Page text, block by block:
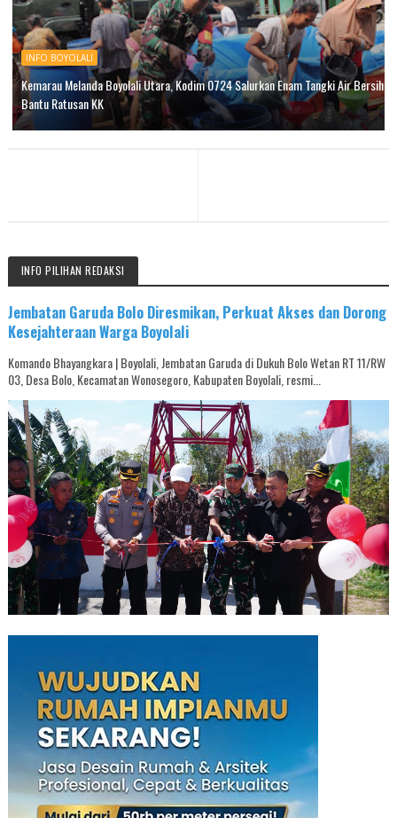
INFO BOYOLALI
Kemarau Melanda Boyolali Utara, Kodim 0724 Salurkan Enam Tangki Air Bersih
Bantu Ratusan KK
INFO PILIHAN REDAKSI
Jembatan Garuda Bolo Diresmikan, Perkuat Akses dan Dorong
Kesejahteraan Warga Boyolali
Komando Bhayangkara | Boyolali, Jembatan Garuda di Dukuh Bolo Wetan RT 11/RW
03, Desa Bolo, Kecamatan Wonosegoro, Kabupaten Boyolali, resmi...